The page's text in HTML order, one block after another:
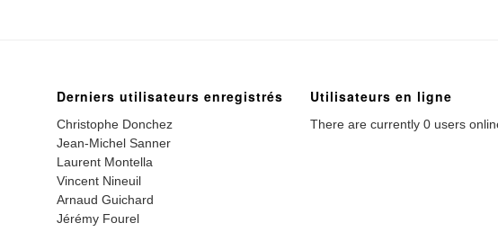
Derniers utilisateurs enregistrés
Christophe Donchez
Jean-Michel Sanner
Laurent Montella
Vincent Nineuil
Arnaud Guichard
Jérémy Fourel
Utilisateurs en ligne
There are currently 0 users